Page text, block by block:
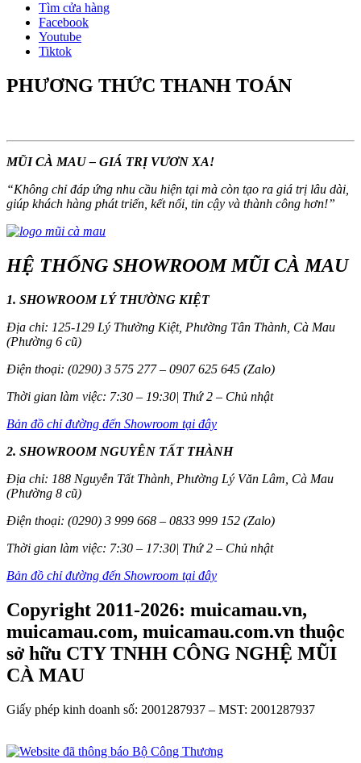
Tìm cửa hàng
Facebook
Youtube
Tiktok
PHƯƠNG THỨC THANH TOÁN
MŨI CÀ MAU – GIÁ TRỊ VƯƠN XA!
“Không chỉ đáp ứng nhu cầu hiện tại mà còn tạo ra giá trị lâu dài,
giúp khách hàng phát triển, kết nối, tin cậy và thành công hơn!”
HỆ THỐNG SHOWROOM MŨI CÀ MAU
1. SHOWROOM LÝ THƯỜNG KIỆT
Địa chỉ: 125-129 Lý Thường Kiệt, Phường Tân Thành, Cà Mau
(Phường 6 cũ)
Điện thoại: (0290) 3 575 277 – 0907 625 645 (Zalo)
Thời gian làm việc: 7:30 – 19:30| Thứ 2 – Chủ nhật
Bản đồ chỉ đường đến Showroom tại đây
2. SHOWROOM NGUYỄN TẤT THÀNH
Địa chỉ: 188 Nguyễn Tất Thành, Phường Lý Văn Lâm, Cà Mau
(Phường 8 cũ)
Điện thoại: (0290) 3 999 668 – 0833 999 152 (Zalo)
Thời gian làm việc: 7:30 – 17:30| Thứ 2 – Chủ nhật
Bản đồ chỉ đường đến Showroom tại đây
Copyright 2011-2026: muicamau.vn,
muicamau.com, muicamau.com.vn thuộc
sở hữu CTY TNHH CÔNG NGHỆ MŨI
CÀ MAU
Giấy phép kinh doanh số: 2001287937 – MST: 2001287937